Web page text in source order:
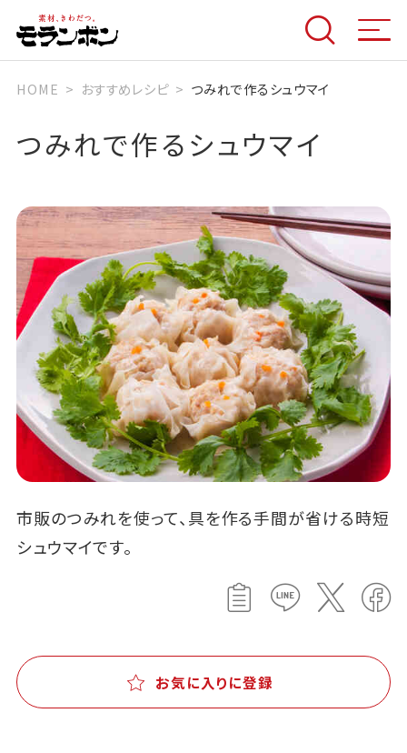
HOME おすすめレシピ つみれで作るシュウマイ
つみれで作るシュウマイ
市販のつみれを使って、具を作る手間が省ける時短
シュウマイです。
お気に入りに登録